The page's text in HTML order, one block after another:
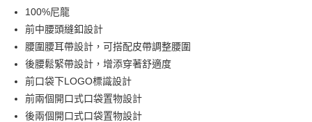
悠遊付
Google Pay
運送方式
每筆NT$90，滿NT$899(含以上)免運費
100%尼龍
前中腰頭縫釦設計
腰圍腰耳帶設計，可搭配皮帶調整腰圍
後腰鬆緊帶設計，增添穿著舒適度
前口袋下LOGO標識設計
前兩個開口式口袋置物設計
後兩個開口式口袋置物設計